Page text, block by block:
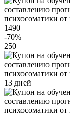
1490
-70%
250
13 дней